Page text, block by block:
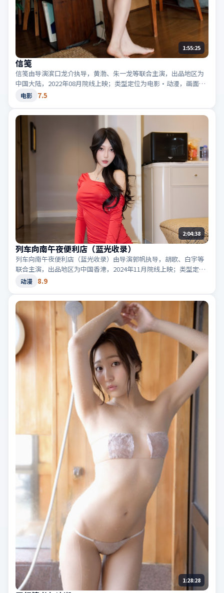
1:55:25
信笺
信笺由导演滨口龙介执导，黄渤、朱一龙等联合主演，出品地区为
中国大陆，2022年08月院线上映；类型定位为电影·动漫，画面色
彩鲜明。适合检索「中国大陆动漫」「2022高分电影」等相关关键
电影 7.5
2:04:38
列车向南午夜便利店（蓝光收录）
列车向南午夜便利店（蓝光收录）由导演郭帆执导，胡歌、白宇等
联合主演，出品地区为中国香港，2024年11月院线上映；类型定位
为动漫·冒险，旅途改变人物命运。适合检索「中国香港冒险」
动漫 8.9
1:28:28